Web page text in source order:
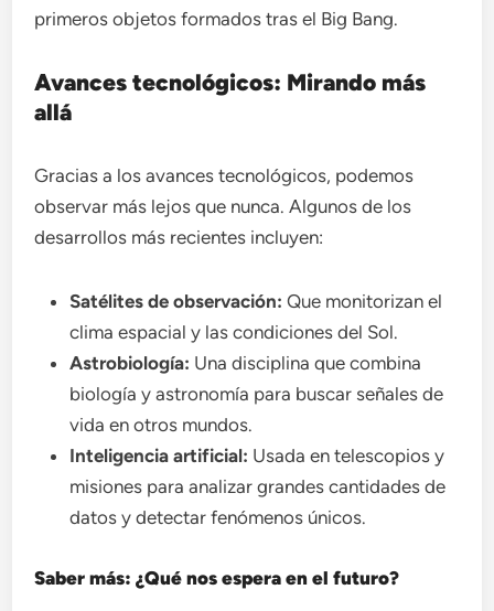
primeros objetos formados tras el Big Bang.
Avances tecnológicos: Mirando más
allá
Gracias a los avances tecnológicos, podemos
observar más lejos que nunca. Algunos de los
desarrollos más recientes incluyen:
Satélites de observación: Que monitorizan el
clima espacial y las condiciones del Sol.
Astrobiología: Una disciplina que combina
biología y astronomía para buscar señales de
vida en otros mundos.
Inteligencia artificial: Usada en telescopios y
misiones para analizar grandes cantidades de
datos y detectar fenómenos únicos.
Saber más: ¿Qué nos espera en el futuro?